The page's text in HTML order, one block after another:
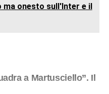
onesto sull'Inter e il
a Martusciello”. Il